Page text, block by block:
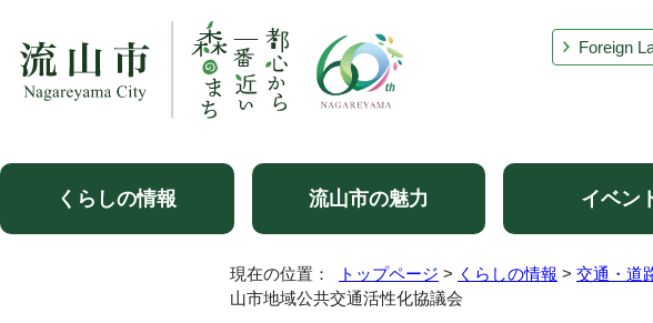
Foreign
くらしの情報 流山市の魅力 イベン
現在の位置： トップページ > くらしの情報 > 交通・道
山市地域公共交通活性化協議会